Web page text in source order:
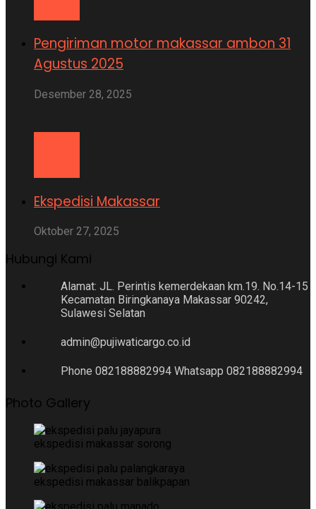
Pengiriman motor makassar ambon 31
Agustus 2025
Desember 28, 2025
Ekspedisi Makassar
Oktober 27, 2025
Hubungi Kami
Alamat: JL. Perintis kemerdekaan km.19. No.14-15
Kecamatan Biringkanaya Makassar 90242,
Sulawesi Selatan
admin@pujiwaticargo.co.id
Phone 082188882994 Whatsapp 082188882994
Photo Gallery
ekspedisi makassar sorong
ekspedisi makassar balikpapan